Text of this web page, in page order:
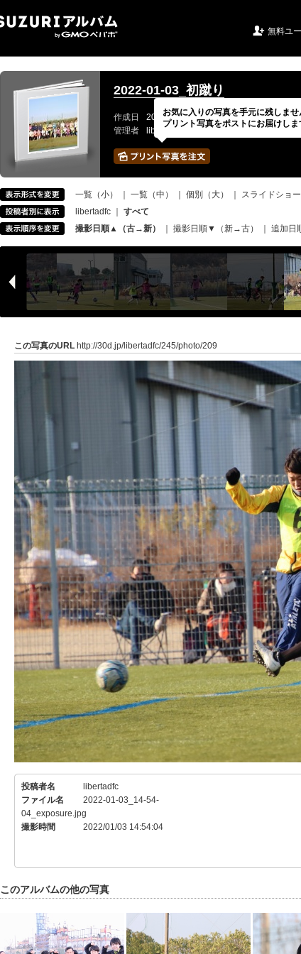
 無料ユ
2022-01-03_初蹴り
作成日 2022 / 08 / 08 公開終了日 無期限
管理者
libertadfcさん 写真の枚数 597 / 2000
一覧（小） 一覧（中） 個別（大）
スライドショー
libertadfc
すべて
撮影日順▲（古→新）
撮影日順▼（新→古） 追加日
この写真のURL http://30d.jp/libertadfc/245/photo/209
投稿者名
libertadfc
ファイル名
2022-01-03_14-54-
04_exposure.jpg
撮影時間
2022/01/03 14:54:04
このアルバムの他の写真
お気に入りの写真を手元に残しませ
プリント写真をポストにお届けしま